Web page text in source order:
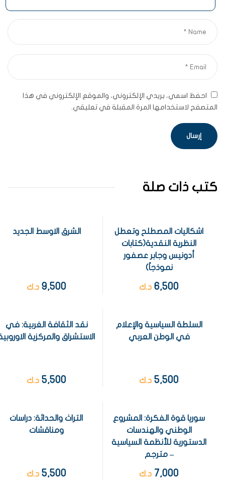
احفظ اسمي، بريدي الإلكتروني، والموقع الإلكتروني في هذا
المتصفح لاستخدامها المرة المقبلة في تعليقي.
كتب ذات صلة
اشكاليات المصطلح وتعطل
النظرية النقدية(كتابات
أدونيس وجابر عصفور
نموذجاً)
6,500 د.ك
الشرق الاوسط الجديد
9,500 د.ك
السلطة السياسية والإعلام
في الوطن العربي
5,500 د.ك
نقد الثقافة الغربية: في
الاستشراق والمركزية
5,500 د.ك
سوريا قوة الفكرة: المشروع
الوطني والهندسات
الدستورية للأنظمة السياسية
– مترجم
7,000 د.ك
التراث والحداثة: دراسات
ومناقشات
5,500 د.ك